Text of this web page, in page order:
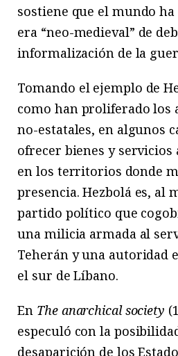
sostiene que el mundo
era “neo-medieval” de
informalización de la
Tomando el ejemplo de
como han proliferado los
no-estatales, en algunos
ofrecer bienes y servicios
en los territorios donde
presencia. Hezbolá es, al
partido político que
una milicia armada al
Teherán y una autoridad
el sur de Líbano.
En The anarchical society
especuló con la
desaparición de los